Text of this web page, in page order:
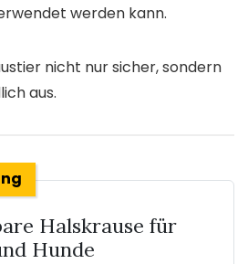
werden kann.
nicht nur sicher, sondern
aus.
Halskrause für
Hunde